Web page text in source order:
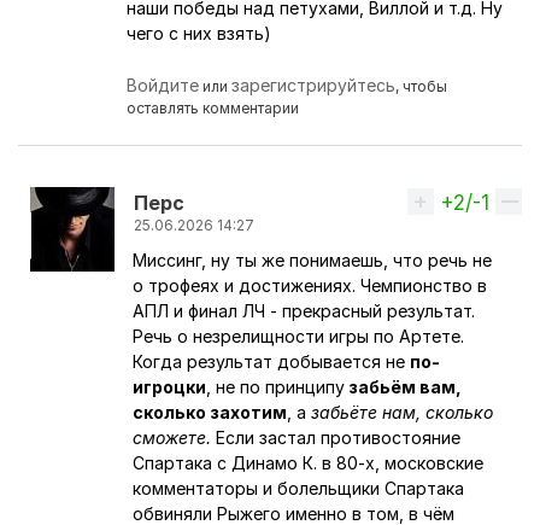
наши победы над петухами, Виллой и т.д. Ну
чего с них взять)
Войдите илизарегистрируйтесь, чтобы
оставлять комментарии
Перс
25.06.2026 14:27
Ответ на комментарий пользователя
Вверх
+2/-1
Миссинг, ну ты же понимаешь, что речь не
о трофеях и достижениях. Чемпионство в
АПЛ и финал ЛЧ - прекрасный результат.
Речь о незрелищности игры по Артете.
Когда результат добывается не по-
игроцки , не по принципу забьём вам,
сколько захотим , азабьёте нам, сколько
сможете.Если застал противостояние
Спартака с Динамо К. в 80-х, московские
комментаторы и болельщики Спартака
обвиняли Рыжего именно в том, в чём